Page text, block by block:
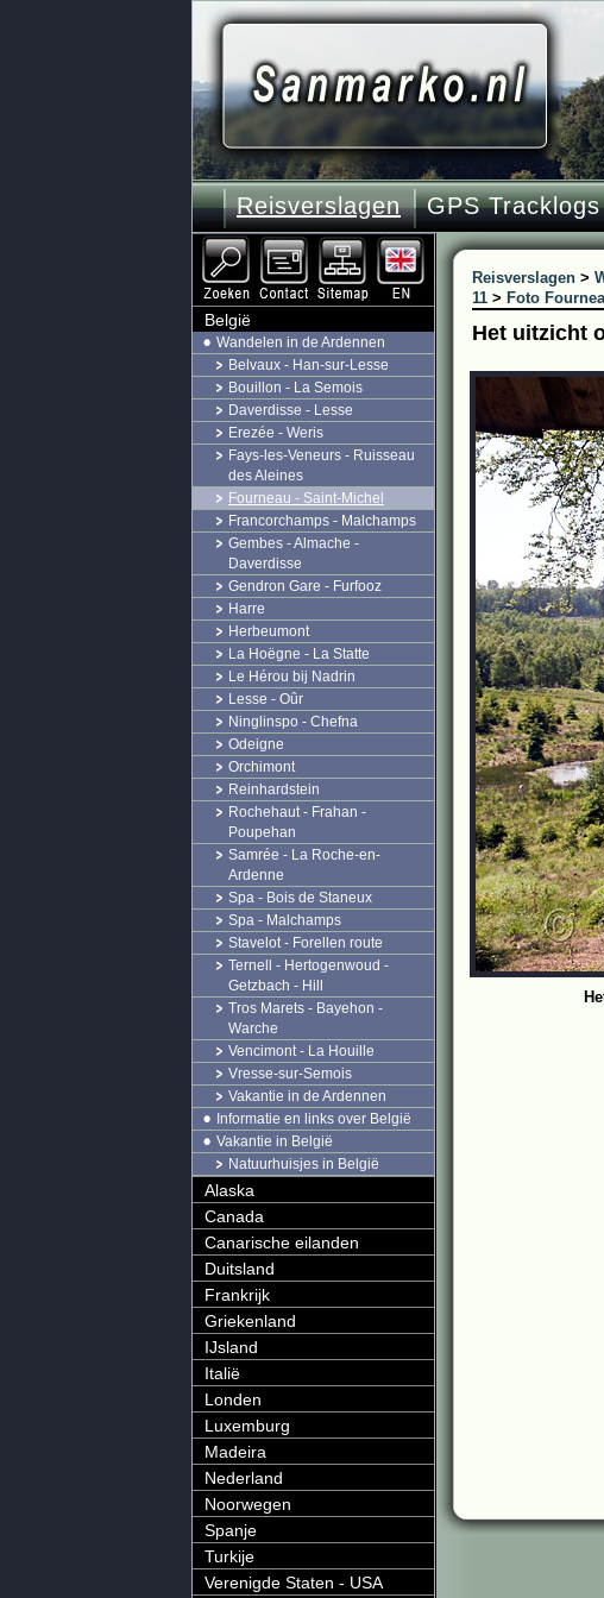
Reisverslagen GPS Tracklogs
Reisverslagen >
11 > Foto
Het uitzicht
België
Wandelen in de Ardennen
Belvaux - Han-sur-Lesse
Bouillon - La Semois
Daverdisse - Lesse
Erezée - Weris
Fays-les-Veneurs - Ruisseau
des Aleines
Fourneau - Saint-Michel
Francorchamps - Malchamps
Gembes - Almache -
Daverdisse
Gendron Gare - Furfooz
Harre
Herbeumont
La Hoëgne - La Statte
Le Hérou bij Nadrin
Lesse - Oûr
Ninglinspo - Chefna
Odeigne
Orchimont
Reinhardstein
Rochehaut - Frahan -
Poupehan
Samrée - La Roche-en-
Ardenne
Spa - Bois de Staneux
Spa - Malchamps
Stavelot - Forellen route
Ternell - Hertogenwoud -
Getzbach - Hill
Tros Marets - Bayehon -
Warche
Vencimont - La Houille
Vresse-sur-Semois
Vakantie in de Ardennen
Informatie en links over België
Vakantie in België
Natuurhuisjes in België
Alaska
Canada
Canarische eilanden
Duitsland
Frankrijk
Griekenland
IJsland
Italië
Londen
Luxemburg
Madeira
Nederland
Noorwegen
Spanje
Turkije
Verenigde Staten - USA